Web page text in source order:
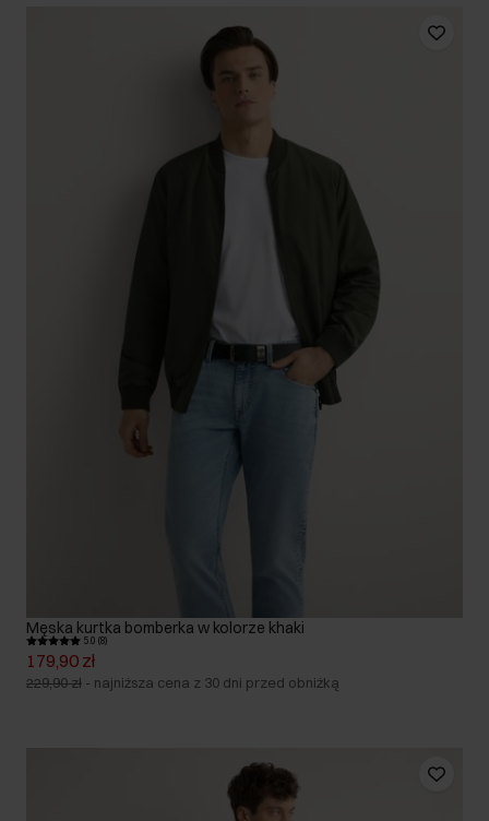
Męska kurtka bomberka w kolorze khaki
5.0 (8)
179,90 zł
229,90 zł - najniższa cena z 30 dni przed obniżką